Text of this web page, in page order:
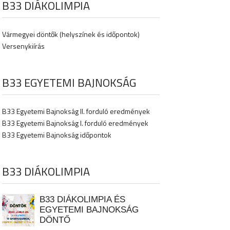
B33 DIÁKOLIMPIA
Vármegyei döntők (helyszínek és időpontok)
Versenykiírás
B33 EGYETEMI BAJNOKSÁG
B33 Egyetemi Bajnokság II. forduló eredmények
B33 Egyetemi Bajnokság I. forduló eredmények
B33 Egyetemi Bajnokság időpontok
B33 DIÁKOLIMPIA
B33 DIÁKOLIMPIA ÉS
EGYETEMI BAJNOKSÁG
DÖNTŐ